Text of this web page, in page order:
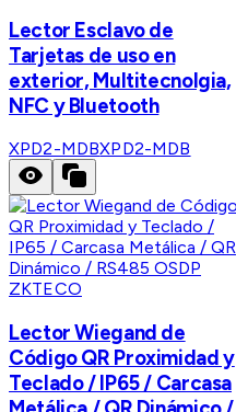
Lector Esclavo de
Tarjetas de uso en
exterior, Multitecnolgia,
NFC y Bluetooth
XPD2-MDBXPD2-MDB
ZKTECO
Lector Wiegand de
Código QR Proximidad y
Teclado / IP65 / Carcasa